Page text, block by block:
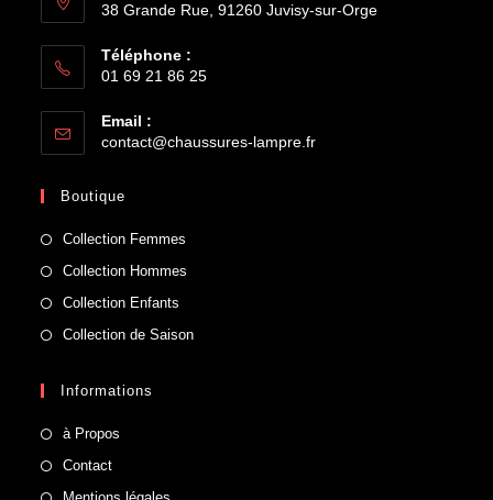
38 Grande Rue, 91260 Juvisy-sur-Orge
Téléphone :
01 69 21 86 25
Email :
contact@chaussures-lampre.fr
Boutique
Collection Femmes
Collection Hommes
Collection Enfants
Collection de Saison
Informations
à Propos
Contact